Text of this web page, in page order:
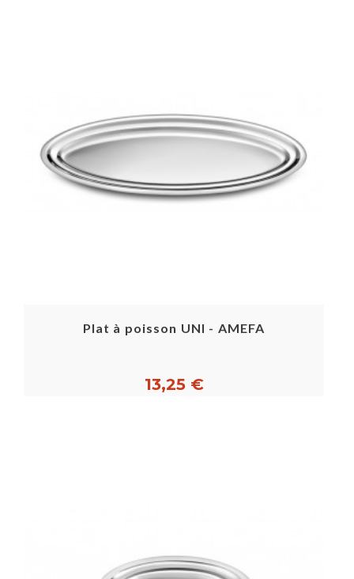
Plat à poisson UNI - AMEFA
13,25 €